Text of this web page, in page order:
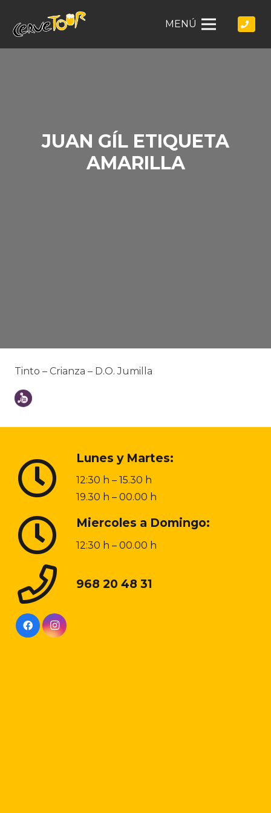
MENÚ
JUAN GÍL ETIQUETA
AMARILLA
Tinto – Crianza – D.O. Jumilla
Lunes y Martes:
12:30 h – 15.30 h
19.30 h – 00.00 h
Miercoles a Domingo:
12:30 h – 00.00 h
968 20 48 31